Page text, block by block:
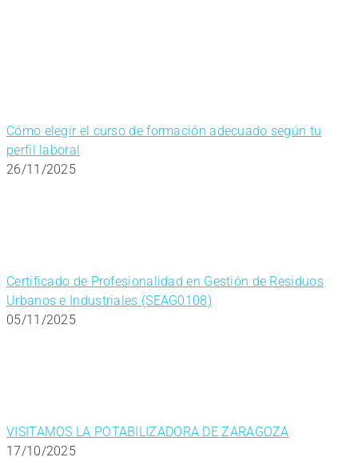
Cómo elegir el curso de formación adecuado según tu
perfil laboral
26/11/2025
Certificado de Profesionalidad en Gestión de Residuos
Urbanos e Industriales (SEAG0108)
05/11/2025
VISITAMOS LA POTABILIZADORA DE ZARAGOZA
17/10/2025